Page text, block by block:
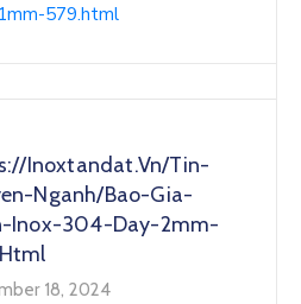
579.html
inoxtandat.vn/tin-
Nganh/bao-Gia-
Inox-304-Day-2mm-
18, 2024